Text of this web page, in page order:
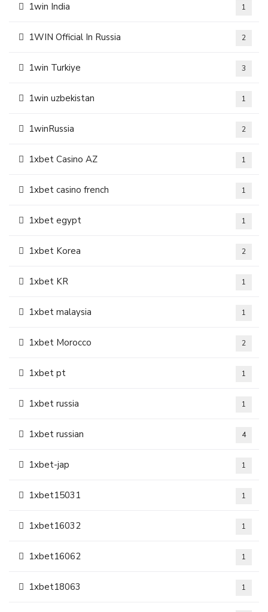
1win India 1
1WIN Official In Russia 2
1win Turkiye 3
1win uzbekistan 1
1winRussia 2
1xbet Casino AZ 1
1xbet casino french 1
1xbet egypt 1
1xbet Korea 2
1xbet KR 1
1xbet malaysia 1
1xbet Morocco 2
1xbet pt 1
1xbet russia 1
1xbet russian 4
1xbet-jap 1
1xbet15031 1
1xbet16032 1
1xbet16062 1
1xbet18063 1